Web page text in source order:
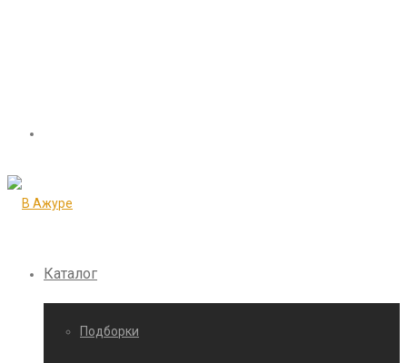
Каталог
Подборки